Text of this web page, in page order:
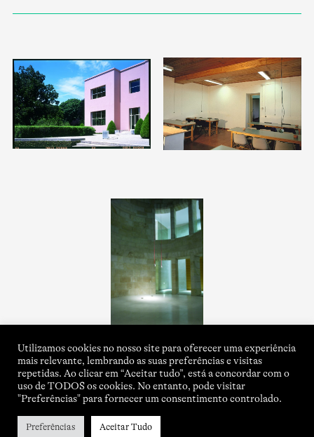
Utilizamos cookies no nosso site para oferecer uma experiência
mais relevante, lembrando as suas preferências e visitas
repetidas. Ao clicar em “Aceitar tudo”, está a concordar com o
uso de TODOS os cookies. No entanto, pode visitar
"Preferências" para fornecer um consentimento controlado.
Preferências Aceitar Tudo